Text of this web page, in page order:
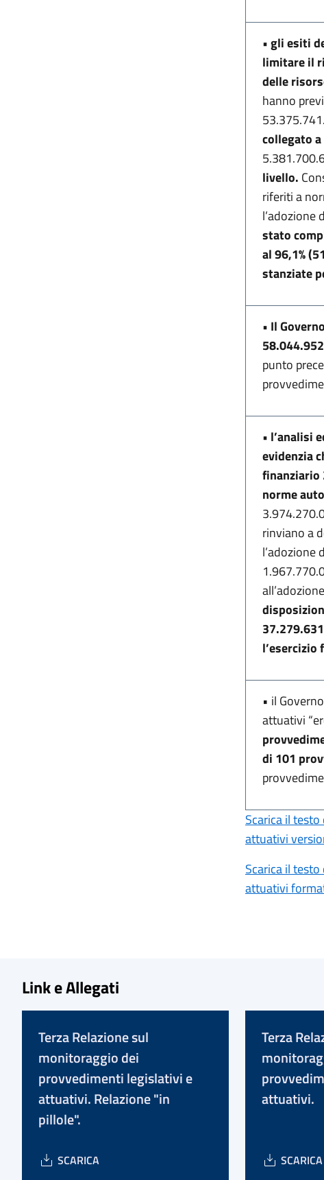
•gli esiti
limitare il
delle
hanno
collegato
livello.
riferiti a
l’adozione
stato
al 96,1%
stanziate
• Il
punto
• l’analisi
evidenzia
finanziario
norme
rinviano a
l’adozione
l’esercizio
• il
attuativi
di 101
Scarica il
attuativi
Scarica il
attuativi
Link e Allegati
Terza Relazione sul
monitoraggio dei
provvedimenti legislativi e
attuativi. Relazione "in
pillole".
SCARICA
Terza
attuativi.
SCARICA